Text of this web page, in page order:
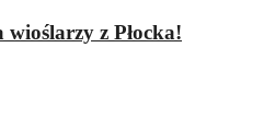
z Płocka!